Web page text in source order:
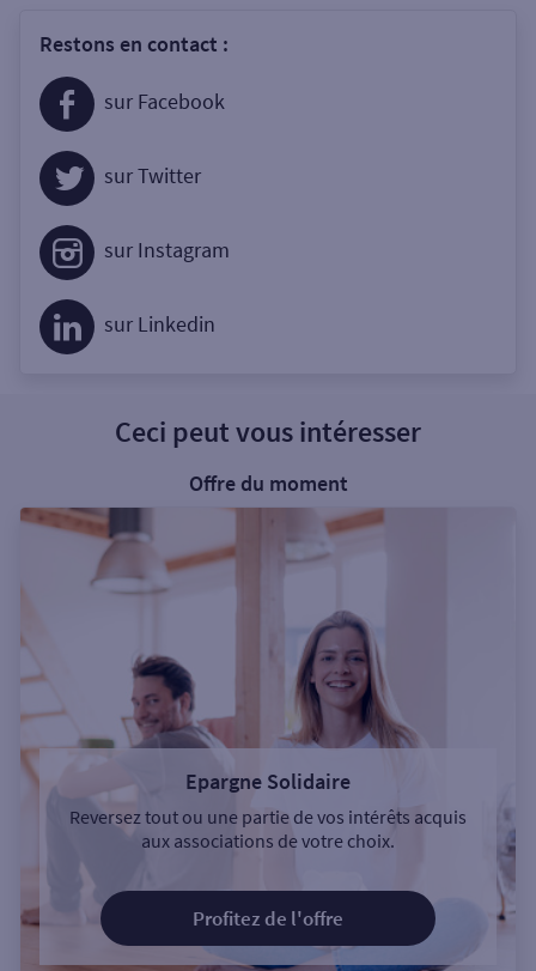
Restons en contact :
sur Facebook
sur Twitter
sur Instagram
sur Linkedin
Ceci peut vous intéresser
Offre du moment
Epargne Solidaire
Reversez tout ou une partie de vos intérêts acquis
aux associations de votre choix.
Profitez de l'offre